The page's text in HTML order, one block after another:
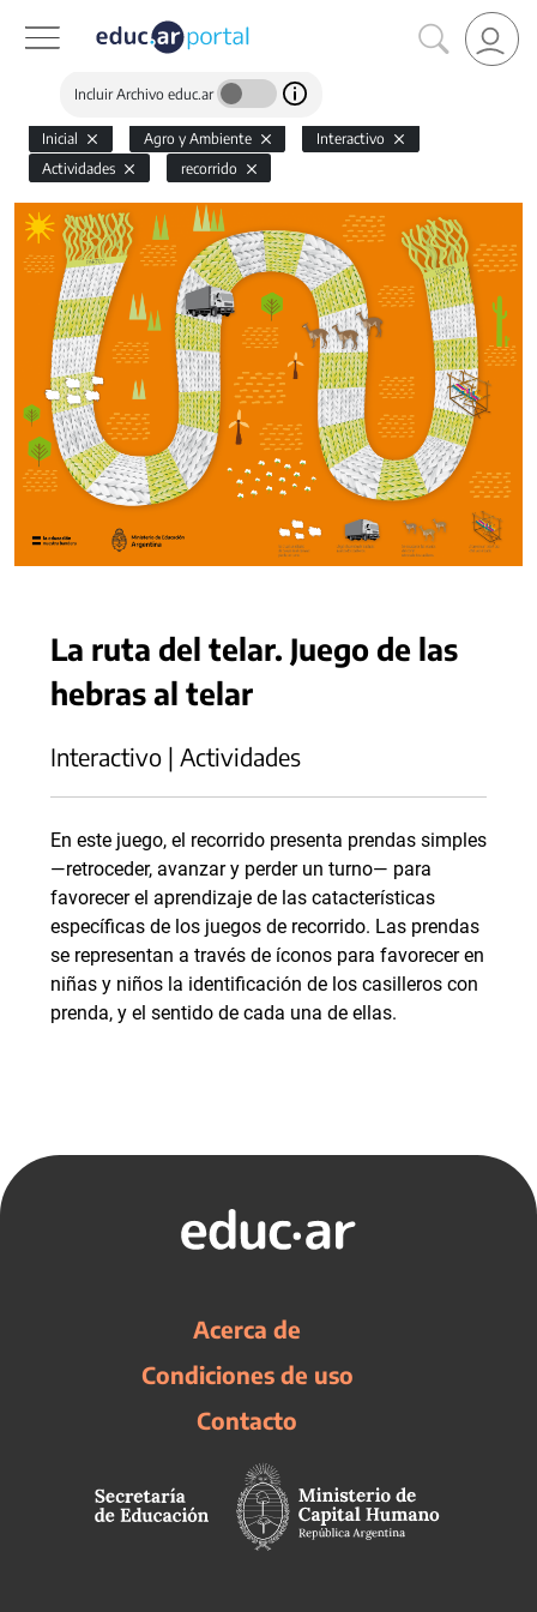
Incluir Archivo educ.ar
Inicial Agro y Ambiente
Interactivo
Actividades
recorrido
La ruta del telar. Juego de las
hebras al telar
Interactivo | Actividades
En este juego, el recorrido presenta prendas simples
—retroceder, avanzar y perder un turno— para
favorecer el aprendizaje de las catacterísticas
específicas de los juegos de recorrido. Las prendas
se representan a través de íconos para favorecer en
niñas y niños la identificación de los casilleros con
prenda, y el sentido de cada una de ellas.
Acerca de
Condiciones de uso
Contacto